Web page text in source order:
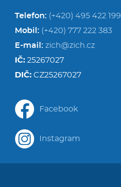
Telefon: (+420) 495 422 199
Mobil: (+420) 777 222 383
E-mail: zich@zich.cz
IČ: 25267027
DIČ: CZ25267027
Facebook
Instagram